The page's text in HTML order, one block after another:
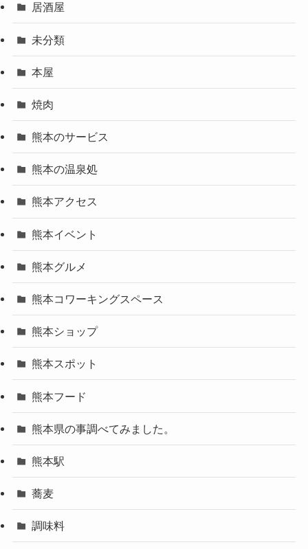
居酒屋
未分類
本屋
焼肉
熊本のサービス
熊本の温泉処
熊本アクセス
熊本イベント
熊本グルメ
熊本コワーキングスペース
熊本ショップ
熊本スポット
熊本フード
熊本県の事調べてみました。
熊本駅
蕎麦
調味料